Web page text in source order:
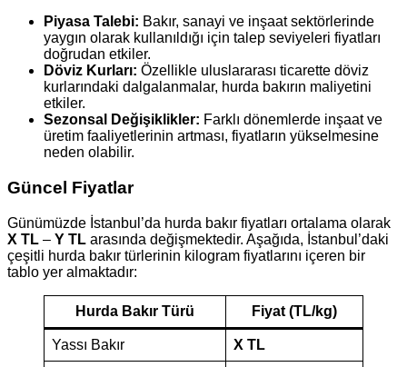
Piyasa Talebi: Bakır, sanayi ve inşaat sektörlerinde
yaygın olarak kullanıldığı için talep seviyeleri fiyatları
doğrudan etkiler.
Döviz Kurları: Özellikle uluslararası ticarette döviz
kurlarındaki dalgalanmalar, hurda bakırın maliyetini
etkiler.
Sezonsal Değişiklikler: Farklı dönemlerde inşaat ve
üretim faaliyetlerinin artması, fiyatların yükselmesine
neden olabilir.
Güncel Fiyatlar
Günümüzde İstanbul’da hurda bakır fiyatları ortalama olarak
X TL – Y TL arasında değişmektedir. Aşağıda, İstanbul’daki
çeşitli hurda bakır türlerinin kilogram fiyatlarını içeren bir
tablo yer almaktadır:
Hurda Bakır Türü Fiyat (TL/kg)
Yassı Bakır X TL